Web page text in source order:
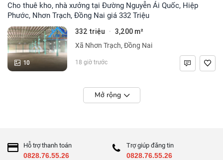
Cho thuê kho, nhà xưởng tại Đường Nguyễn Ái Quốc, Hiệp
Phước, Nhơn Trạch, Đồng Nai giá 332 Triệu
10
332 triệu · 3,200 m²
Xã Nhơn Trạch, Đồng Nai
18 giờ trước
Mở rộng
Hỗ trợ thanh toán
0828.76.55.26
Trợ giúp đăng tin
0828.76.55.26